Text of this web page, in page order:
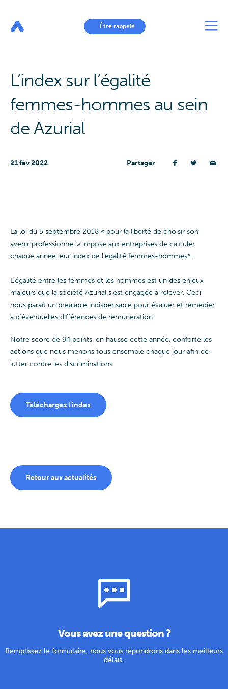
principal
Être rappelé
L’index sur l’égalité
femmes-hommes au sein
de Azurial
21 fév 2022 Partager
La loi du 5 septembre 2018 « pour la liberté de choisir son
avenir professionnel » impose aux entreprises de calculer
chaque année leur index de l’égalité femmes-hommes*.
L’égalité entre les femmes et les hommes est un des enjeux
majeurs que la société Azurial s’est engagée à relever. Ceci
nous paraît un préalable indispensable pour évaluer et remédier
à d’éventuelles différences de rémunération.
Notre score de 94 points, en hausse cette année, conforte les
actions que nous menons tous ensemble chaque jour afin de
lutter contre les discriminations.
Téléchargez l'index
Retour aux actualités
Vous avez une question ?
Remplissez le formulaire, nous vous répondrons dans les meilleurs
délais.